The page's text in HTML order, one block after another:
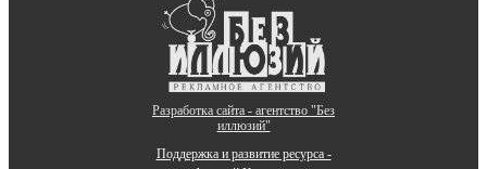
Разработка сайта - агентство "Без
иллюзий"
Поддержка и развитие ресурса -